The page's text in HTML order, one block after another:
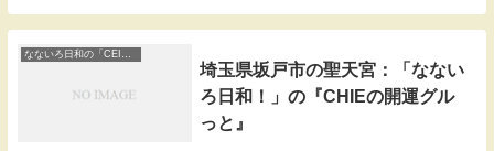
CEIE「わたしがおすすめする浅草の開運
スポットはこちら。たぬき通りです。こ
埼玉県坂戸市の聖天宮：「なない
ろ日和！」の『CHIEの開運グル
っと』